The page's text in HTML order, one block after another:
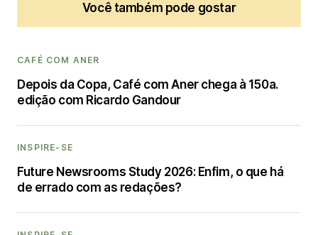
Você também pode gostar
CAFÉ COM ANER
Depois da Copa, Café com Aner chega à 150a.
edição com Ricardo Gandour
INSPIRE-SE
Future Newsrooms Study 2026: Enfim, o que há
de errado com as redações?